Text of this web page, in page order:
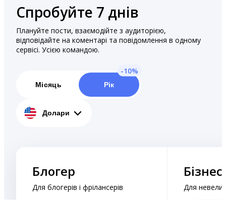
Спробуйте 7 днів
Плануйте пости, взаємодійте з аудиторією,
відповідайте на коментарі та повідомлення в одному
сервісі. Усією командою.
Місяць Рік
Долари
Блогер
Для блогерів і фрілансерів
Бізнес
Для